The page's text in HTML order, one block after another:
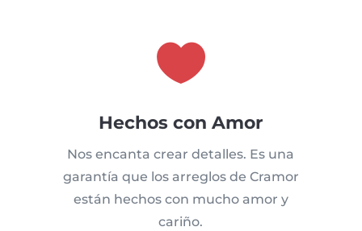

Hechos con Amor
Nos encanta crear detalles. Es una
garantía que los arreglos de Cramor
están hechos con mucho amor y
cariño.